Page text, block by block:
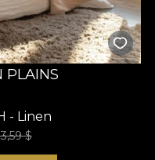
PLAINS
- Linen
$